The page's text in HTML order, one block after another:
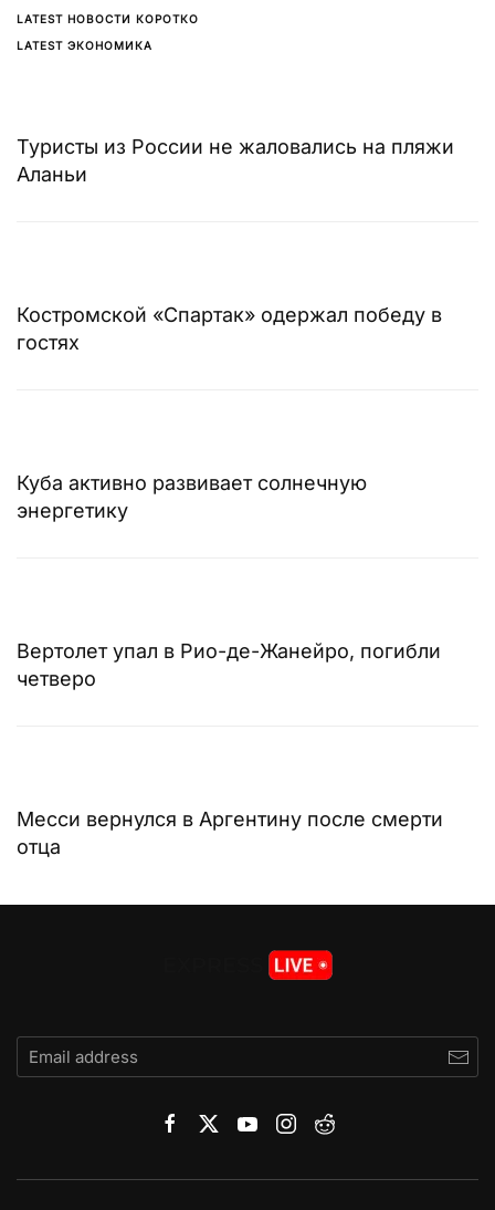
LATEST НОВОСТИ КОРОТКО
LATEST ЭКОНОМИКА
Туристы из России не жаловались на пляжи
Аланьи
Костромской «Спартак» одержал победу в
гостях
Куба активно развивает солнечную
энергетику
Вертолет упал в Рио-де-Жанейро, погибли
четверо
Месси вернулся в Аргентину после смерти
отца